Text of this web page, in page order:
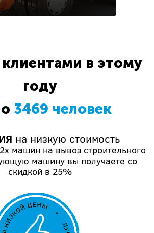
в этому
году
3469 человек
на низкую стоимость
машин на вывоз строительного
машину вы получаете со
скидкой в 25%